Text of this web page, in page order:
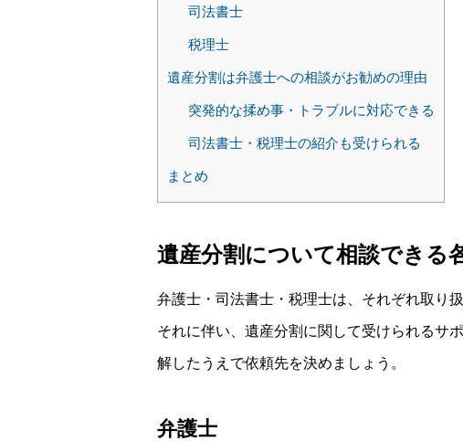
司法書士
税理士
遺産分割は弁護士への相談がお勧めの理由
突発的な揉め事・トラブルに対応できる
司法書士・税理士の紹介も受けられる
まとめ
遺産分割について相談できる
弁護士・司法書士・税理士は、それぞれ取り
それに伴い、遺産分割に関して受けられるサ
解したうえで依頼先を決めましょう。
弁護士